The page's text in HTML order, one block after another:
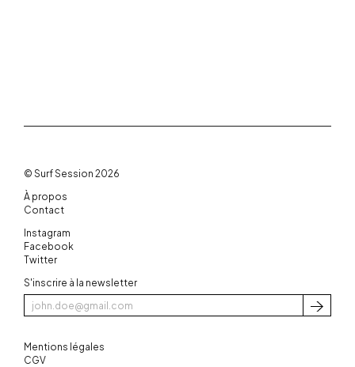
© Surf Session 2026
À propos
Contact
Instagram
Facebook
Twitter
S'inscrire à la newsletter
Mentions légales
CGV